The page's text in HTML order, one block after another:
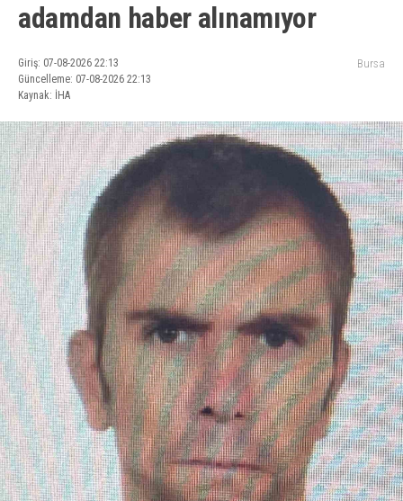
adamdan haber alınamıyor
Giriş: 07-08-2026 22:13
Güncelleme: 07-08-2026 22:13
Kaynak: İHA
Bursa